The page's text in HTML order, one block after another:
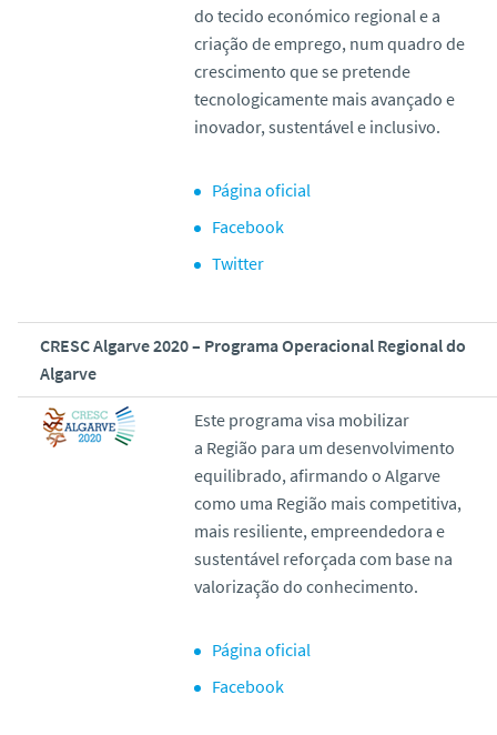
do tecido económico regional e a
criação de emprego, num quadro de
crescimento que se pretende
tecnologicamente mais avançado e
inovador, sustentável e inclusivo.
Página oficial
Facebook
Twitter
CRESC Algarve 2020 – Programa Operacional Regional do
Algarve
Este programa visa mobilizar
a Região para um desenvolvimento
equilibrado, afirmando o Algarve
como uma Região mais competitiva,
mais resiliente, empreendedora e
sustentável reforçada com base na
valorização do conhecimento.
Página oficial
Facebook